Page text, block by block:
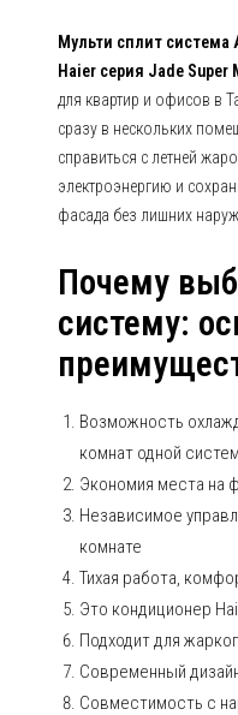
Мульти сплит система
Haier серия Jade Super
для квартир и офисов в
сразу в нескольких
справиться с летней
электроэнергию и
фасада без лишних
Почему
систему:
Возможность
комнат одной
Экономия места на
Независимое
комнате
Тихая работа,
Это кондиционер
Подходит для
Современный
Совместимость с